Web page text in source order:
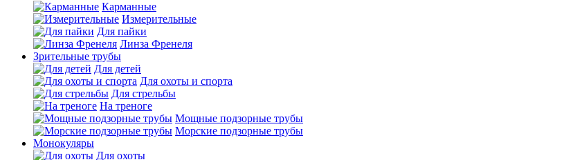
Карманные
Измерительные
Для пайки
Линза Френеля
Зрительные трубы
Для детей
Для охоты и спорта
Для стрельбы
На треноге
Мощные подзорные трубы
Морские подзорные трубы
Монокуляры
Для охоты